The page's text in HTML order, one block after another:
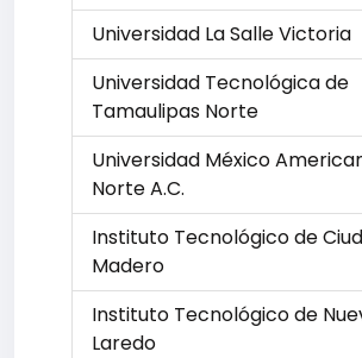
Universidad La Salle Victoria
Universidad Tecnológica de
Tamaulipas Norte
Universidad México
Norte A.C.
Instituto Tecnológico de
Madero
Instituto Tecnológico de
Laredo